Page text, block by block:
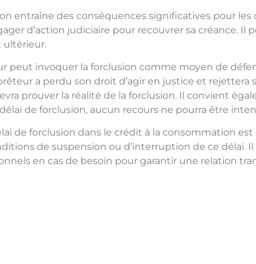
entraîne des conséquences significatives pour
d’action judiciaire pour recouvrer sa créance. Il
ultérieur.
peut invoquer la forclusion comme moyen de
a perdu son droit d’agir en justice et
prouver la réalité de la forclusion. Il convient
de forclusion, aucun recours ne pourra être
de forclusion dans le crédit à la consommation
de suspension ou d’interruption de ce
en cas de besoin pour garantir une relation